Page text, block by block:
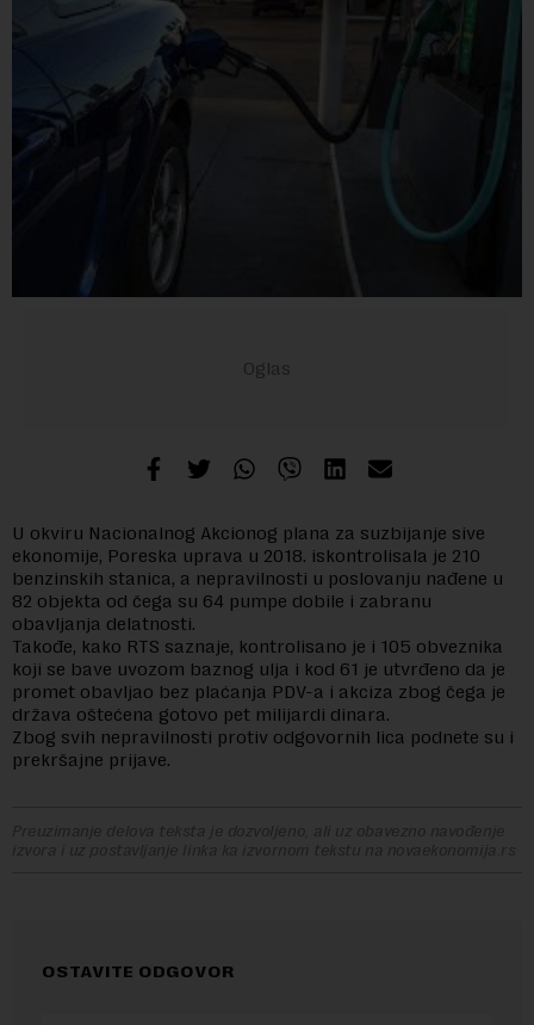
U okviru Nacionalnog Akcionog plana za suzbijanje sive
ekonomije, Poreska uprava u 2018. iskontrolisala je 210
benzinskih stanica, a nepravilnosti u poslovanju nađene u
82 objekta od čega su 64 pumpe dobile i zabranu
obavljanja delatnosti.
Takođe, kako RTS saznaje, kontrolisano je i 105 obveznika
koji se bave uvozom baznog ulja i kod 61 je utvrđeno da je
promet obavljao bez plaćanja PDV-a i akciza zbog čega je
država oštećena gotovo pet milijardi dinara.
Zbog svih nepravilnosti protiv odgovornih lica podnete su i
prekršajne prijave.
Preuzimanje delova teksta je dozvoljeno, ali uz obavezno navođenje
izvora i uz postavljanje linka ka izvornom tekstu na novaekonomija.rs
OSTAVITE ODGOVOR